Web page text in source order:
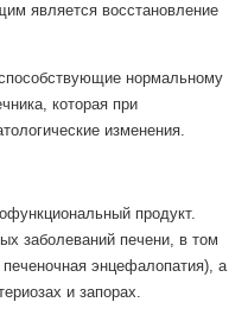
является восстановление
нормальному
которая при
изменения.
продукт.
заболеваний печени, в том
энцефалопатия), а
и запорах.